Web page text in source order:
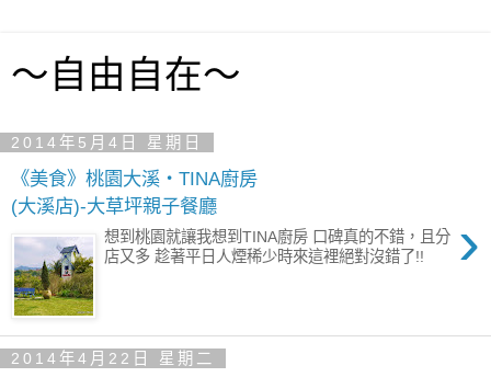
～自由自在～
2014年5月4日 星期日
《美食》桃園大溪‧TINA廚房
(大溪店)-大草坪親子餐廳
›
想到桃園就讓我想到TINA廚房 口碑真的不錯，且分
店又多 趁著平日人煙稀少時來這裡絕對沒錯了!!
2014年4月22日 星期二